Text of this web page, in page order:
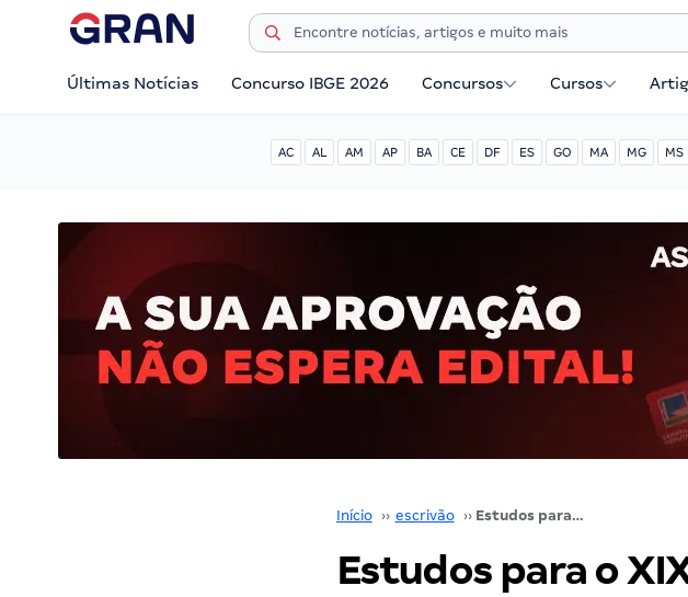
Últimas Notícias Concurso IBGE 2026 Concursos Cursos
AC AL AM AP BA CE DF ES GO MA MG MS
Início ›› escrivão ›› Estudos para o XIX Exame de Ordem entram na reta final. Confira nossos materiais gratuitos!
Estudos para o